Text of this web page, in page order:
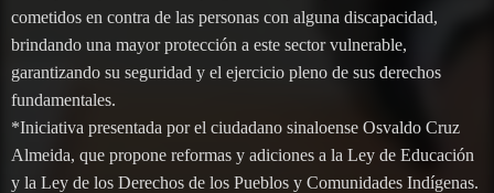
cometidos en contra de las personas con alguna discapacidad,
brindando una mayor protección a este sector vulnerable,
garantizando su seguridad y el ejercicio pleno de sus derechos
fundamentales.
*Iniciativa presentada por el ciudadano sinaloense Osvaldo Cruz
Almeida, que propone reformas y adiciones a la Ley de Educación
y la Ley de los Derechos de los Pueblos y Comunidades Indígenas.